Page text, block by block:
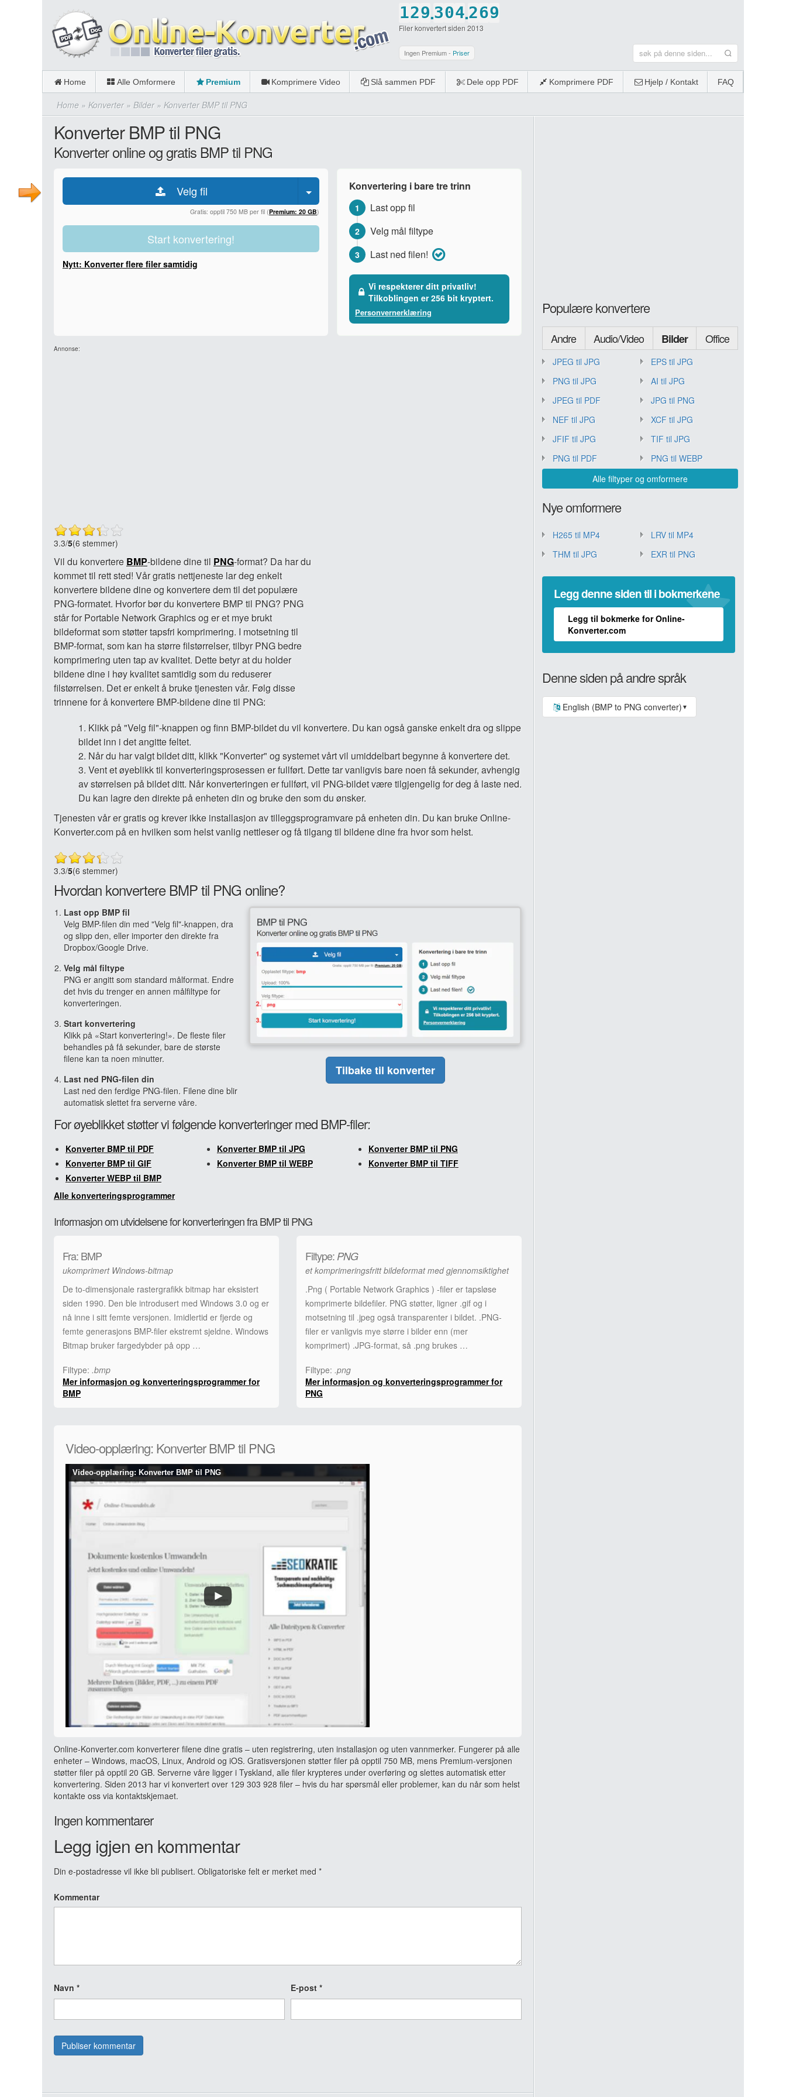
1
2
3
4
5
6
0
2
3
4
5
6
7
9
0
.3
4
5
6
7
8
0
1
2
3
4
5
9
4
5
6
7
8
9
.2
3
4
5
6
7
6
7
9
0
9
Filer konvertert siden 2013
Ingen Premium - Priser
Home Alle Omformere Premium Komprimere Video Slå sammen PDF Dele opp PDF Komprimere PDF Hjelp / Kontakt FAQ
Home » Konverter» Bilder» Konverter BMP til PNG
Konverter BMP til PNG
Konverter online og gratis BMP til PNG
Velg fil
Gratis: opptil 750 MB per fil (Premium: 20 GB)
Start konvertering!
Nytt: Konverter flere filer samtidig
Konvertering i bare tre trinn
1 Last opp fil
2 Velg mål filtype
3 Last ned filen!
Vi respekterer ditt privatliv!
Tilkoblingen er 256 bit kryptert.
Personvernerklæring
Annonse:
3.3/5(6 stemmer)
Vil du konvertere BMP-bildene dine til PNG-format? Da har du
kommet til rett sted! Vår gratis nettjeneste lar deg enkelt
konvertere bildene dine og konvertere dem til det populære
PNG-formatet. Hvorfor bør du konvertere BMP til PNG? PNG
står for Portable Network Graphics og er et mye brukt
bildeformat som støtter tapsfri komprimering. I motsetning til
BMP-format, som kan ha større filstørrelser, tilbyr PNG bedre
komprimering uten tap av kvalitet. Dette betyr at du holder
bildene dine i høy kvalitet samtidig som du reduserer
filstørrelsen. Det er enkelt å bruke tjenesten vår. Følg disse
trinnene for å konvertere BMP-bildene dine til PNG:
Klikk på "Velg fil"-knappen og finn BMP-bildet du vil konvertere. Du kan også ganske enkelt dra og slippe
bildet inn i det angitte feltet.
Når du har valgt bildet ditt, klikk "Konverter" og systemet vårt vil umiddelbart begynne å konvertere det.
Vent et øyeblikk til konverteringsprosessen er fullført. Dette tar vanligvis bare noen få sekunder, avhengig
av størrelsen på bildet ditt. Når konverteringen er fullført, vil PNG-bildet være tilgjengelig for deg å laste ned.
Du kan lagre den direkte på enheten din og bruke den som du ønsker.
Tjenesten vår er gratis og krever ikke installasjon av tilleggsprogramvare på enheten din. Du kan bruke Online-
Konverter.com på en hvilken som helst vanlig nettleser og få tilgang til bildene dine fra hvor som helst.
3.3/5(6 stemmer)
Hvordan konvertere BMP til PNG online?
Last opp BMP fil
Velg BMP-filen din med "Velg fil"-knappen, dra
og slipp den, eller importer den direkte fra
Dropbox/Google Drive.
Velg mål filtype
PNG er angitt som standard målformat. Endre
det hvis du trenger en annen målfiltype for
konverteringen.
Start konvertering
Klikk på «Start konvertering!». De fleste filer
behandles på få sekunder, bare de største
filene kan ta noen minutter.
Last ned PNG-filen din
Last ned den ferdige PNG-filen. Filene dine blir
automatisk slettet fra serverne våre.
Tilbake til konverter
For øyeblikket støtter vi følgende konverteringer med BMP-filer:
Konverter BMP til PDF Konverter BMP til JPG
Konverter BMP til PNG
Konverter BMP til GIF
Konverter BMP til WEBP
Konverter BMP til TIFF
Konverter WEBP til BMP
Alle konverteringsprogrammer
Informasjon om utvidelsene for konverteringen fra BMP til PNG
Fra: BMP
ukomprimert Windows-bitmap
De to-dimensjonale rastergrafikk bitmap har eksistert
siden 1990. Den ble introdusert med Windows 3.0 og er
nå inne i sitt femte versjonen. Imidlertid er fjerde og
femte generasjons BMP-filer ekstremt sjeldne. Windows
Bitmap bruker fargedybder på opp …
Filtype: .bmp
Mer informasjon og konverteringsprogrammer for
BMP
Filtype: PNG
et komprimeringsfritt bildeformat med gjennomsiktighet
.Png ( Portable Network Graphics ) -filer er tapsløse
komprimerte bildefiler. PNG støtter, ligner .gif og i
motsetning til .jpeg også transparenter i bildet. .PNG-
filer er vanligvis mye større i bilder enn (mer
komprimert) .JPG-format, så .png brukes …
Filtype: .png
Mer informasjon og konverteringsprogrammer for
PNG
Video-opplæring: Konverter BMP til PNG
Video-opplæring: Konverter BMP til PNG
Online-Konverter.com konverterer filene dine gratis – uten registrering, uten installasjon og uten vannmerker. Fungerer på alle
enheter – Windows, macOS, Linux, Android og iOS. Gratisversjonen støtter filer på opptil 750 MB, mens Premium-versjonen
støtter filer på opptil 20 GB. Serverne våre ligger i Tyskland, alle filer krypteres under overføring og slettes automatisk etter
konvertering. Siden 2013 har vi konvertert over 129 303 928 filer – hvis du har spørsmål eller problemer, kan du når som helst
kontakte oss via kontaktskjemaet.
Ingen kommentarer
Legg igjen en kommentar
Din e-postadresse vil ikke bli publisert. Obligatoriske felt er merket med *
Kommentar
Navn * E-post *
Populære konvertere
Andre Audio/Video Bilder Office
JPEG til JPG
EPS til JPG
PNG til JPG
AI til JPG
JPEG til PDF
JPG til PNG
NEF til JPG
XCF til JPG
JFIF til JPG
TIF til JPG
PNG til PDF
PNG til WEBP
Alle filtyper og omformere
Nye omformere
H265 til MP4
LRV til MP4
THM til JPG
EXR til PNG
Legg denne siden til i bokmerkene
Legg til bokmerke for Online-
Konverter.com
Denne siden på andre språk
English (BMP to PNG converter) ▼